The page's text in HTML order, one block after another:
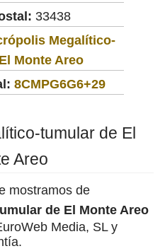
33438
Megalítico-
Monte Areo
8CMPG6G6+29
tumular de El
Areo
mostramos de
de El Monte Areo
Media, SL y